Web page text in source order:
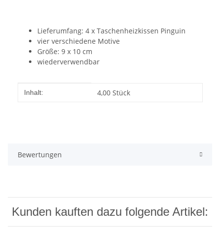
Lieferumfang: 4 x Taschenheizkissen Pinguin
vier verschiedene Motive
Größe: 9 x 10 cm
wiederverwendbar
Produkteigenschaft
Wert
Inhalt: 4,00 Stück
Bewertungen
Kunden kauften dazu folgende Artikel: